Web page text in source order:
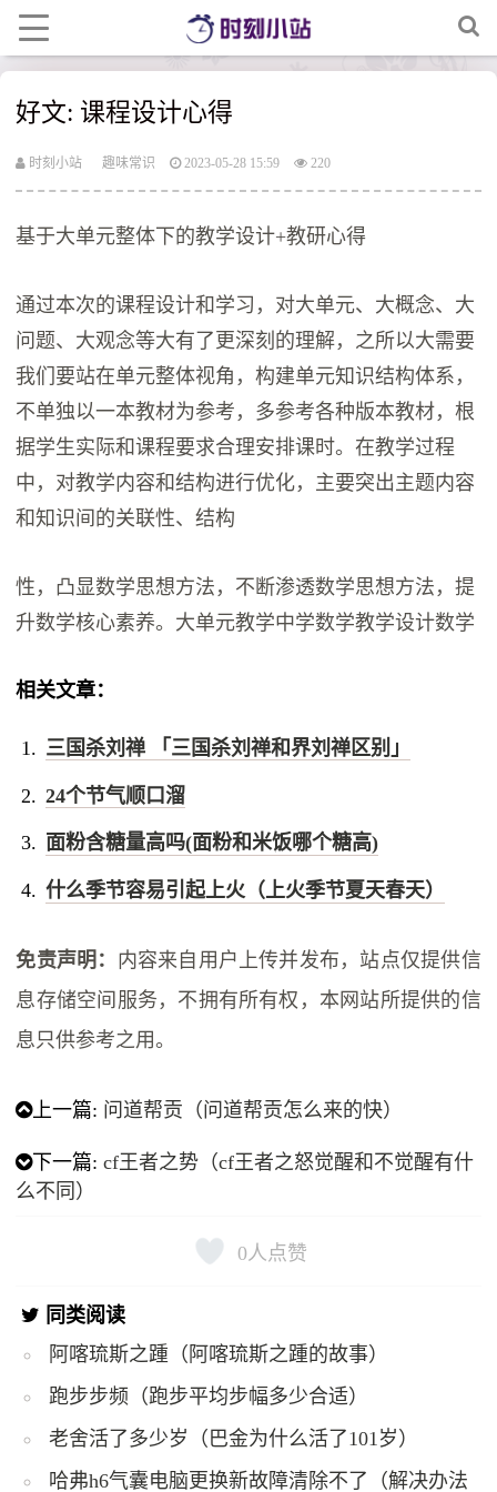
好文: 课程设计心得
时刻小站 趣味常识 2023-05-28 15:59 220
基于大单元整体下的教学设计+教研心得
通过本次的课程设计和学习，对大单元、大概念、大
问题、大观念等大有了更深刻的理解，之所以大需要
我们要站在单元整体视角，构建单元知识结构体系，
不单独以一本教材为参考，多参考各种版本教材，根
据学生实际和课程要求合理安排课时。在教学过程
中，对教学内容和结构进行优化，主要突出主题内容
和知识间的关联性、结构
性，凸显数学思想方法，不断渗透数学思想方法，提
升数学核心素养。大单元教学中学数学教学设计数学
相关文章：
三国杀刘禅 「三国杀刘禅和界刘禅区别」
24个节气顺口溜
面粉含糖量高吗(面粉和米饭哪个糖高)
什么季节容易引起上火（上火季节夏天春天）
免责声明： 内容来自用户上传并发布，站点仅提供信
息存储空间服务，不拥有所有权，本网站所提供的信
息只供参考之用。
上一篇: 问道帮贡（问道帮贡怎么来的快）
下一篇:cf王者之势（cf王者之怒觉醒和不觉醒有什
么不同）
0人点赞
同类阅读
阿喀琉斯之踵（阿喀琉斯之踵的故事）
跑步步频（跑步平均步幅多少合适）
老舍活了多少岁（巴金为什么活了101岁）
哈弗h6气囊电脑更换新故障清除不了（解决办法